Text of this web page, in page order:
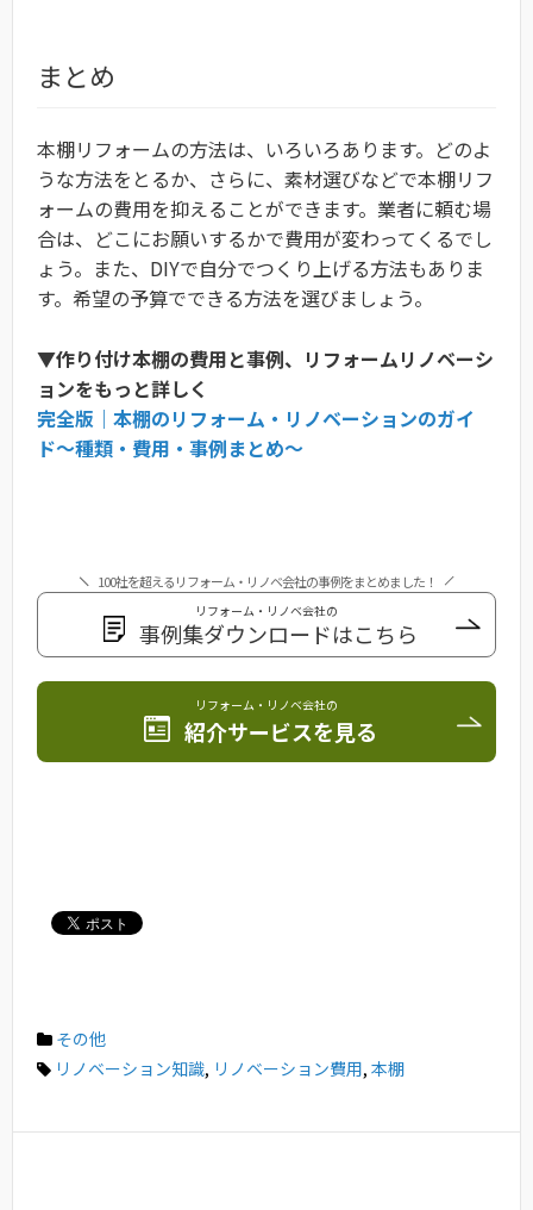
まとめ
本棚リフォームの方法は、いろいろあります。どのよ
うな方法をとるか、さらに、素材選びなどで本棚リフ
ォームの費用を抑えることができます。業者に頼む場
合は、どこにお願いするかで費用が変わってくるでし
ょう。また、DIYで自分でつくり上げる方法もありま
す。希望の予算でできる方法を選びましょう。
▼作り付け本棚の費用と事例、リフォームリノベーシ
ョンをもっと詳しく
完全版｜本棚のリフォーム・リノベーションのガイ
ド〜種類・費用・事例まとめ〜
100社を超えるリフォーム・リノベ会社の事例をまとめました！
リフォーム・リノベ会社の
事例集ダウンロードはこちら
リフォーム・リノベ会社の
紹介サービスを見る
その他
リノベーション知識, リノベーション費用, 本棚